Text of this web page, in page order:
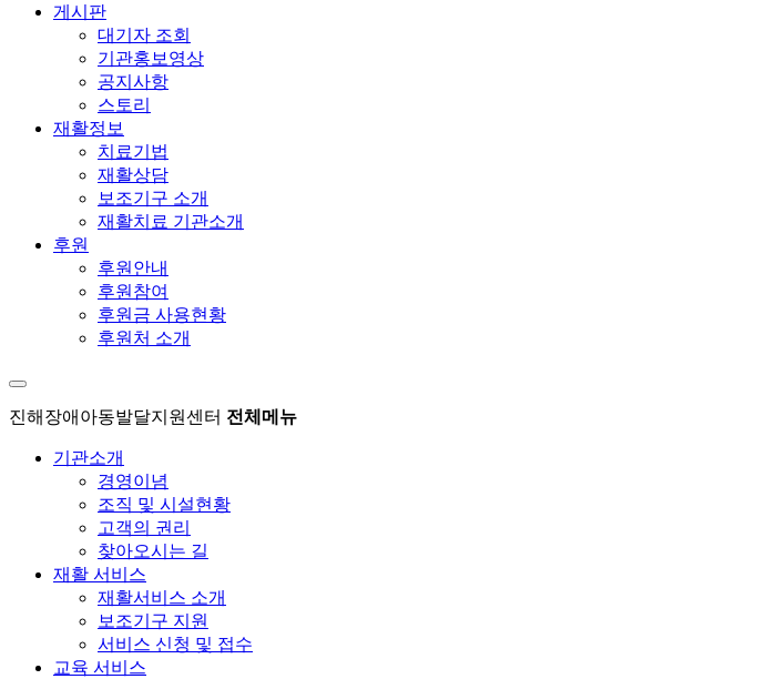
게시판
대기자 조회
기관홍보영상
공지사항
스토리
재활정보
치료기법
재활상담
보조기구 소개
재활치료 기관소개
후원
후원안내
후원참여
후원금 사용현황
후원처 소개
진해장애아동발달지원센터 전체메뉴
기관소개
경영이념
조직 및 시설현황
고객의 권리
찾아오시는 길
재활 서비스
재활서비스 소개
보조기구 지원
서비스 신청 및 접수
교육 서비스